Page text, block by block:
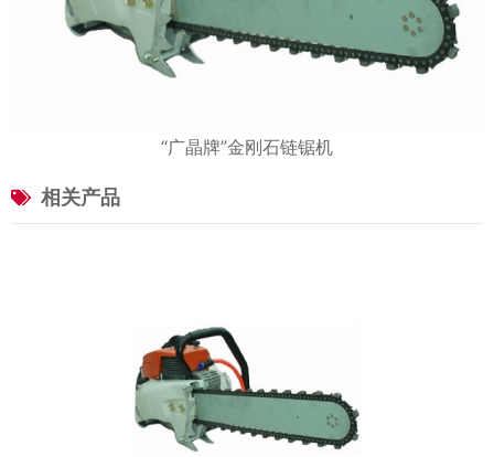
“广晶牌”金刚石链锯机
相关产品